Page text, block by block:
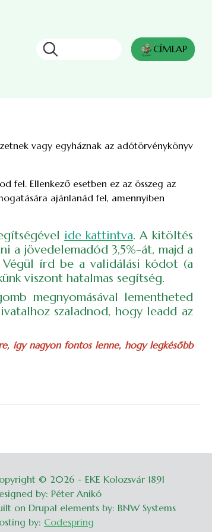
CÍMLAP
vagy egyháznak az adótörvénykönyv
fel. Ellenkező esetben ez az összeg az
ajánlanád fel, amennyiben
ide kattintva. A kitöltés
a jövedelemadód 3,5%-át, majd a
írd be a validálási kódot (a
viszont hatalmas segítség.
megnyomásával lementheted
szaladnod, hogy leadd az
így nagyon fontos lenne, hogy legkésőbb
© 2026 - EKE Kolozsvár 1891
by: Péter Anikó
on Drupal elements by: BNW Systems
by: Codespring